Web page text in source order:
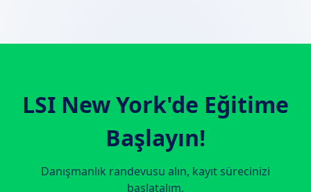
LSI New York'de Eğitime
Başlayın!
Danışmanlık randevusu alın, kayıt sürecinizi
başlatalım.